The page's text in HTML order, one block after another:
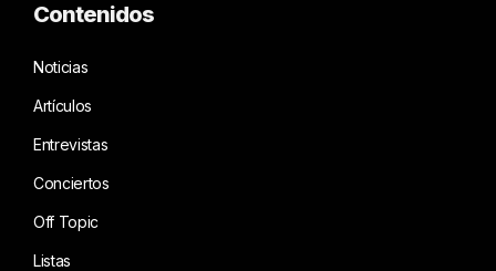
Contenidos
Noticias
Artículos
Entrevistas
Conciertos
Off Topic
Listas